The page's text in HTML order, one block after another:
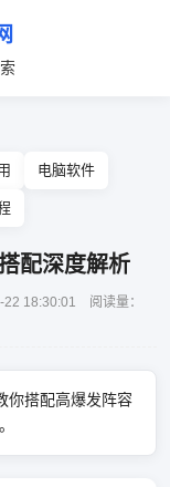
电脑软件
配深度解析
18:30:01 阅读量：
你搭配高爆发阵容